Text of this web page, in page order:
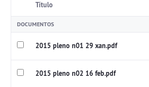
Título
DOCUMENTOS
2015 pleno n01 29 xan.pdf
2015 pleno n02 16 feb.pdf